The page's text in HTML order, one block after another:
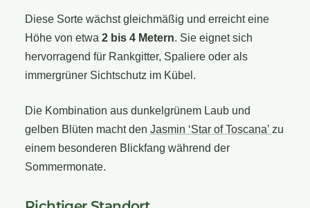
Diese Sorte wächst gleichmäßig und erreicht eine
Höhe von etwa 2 bis 4 Metern. Sie eignet sich
hervorragend für Rankgitter, Spaliere oder als
immergrüner Sichtschutz im Kübel.
Die Kombination aus dunkelgrünem Laub und
gelben Blüten macht den Jasmin ‘Star of Toscana’ zu
einem besonderen Blickfang während der
Sommermonate.